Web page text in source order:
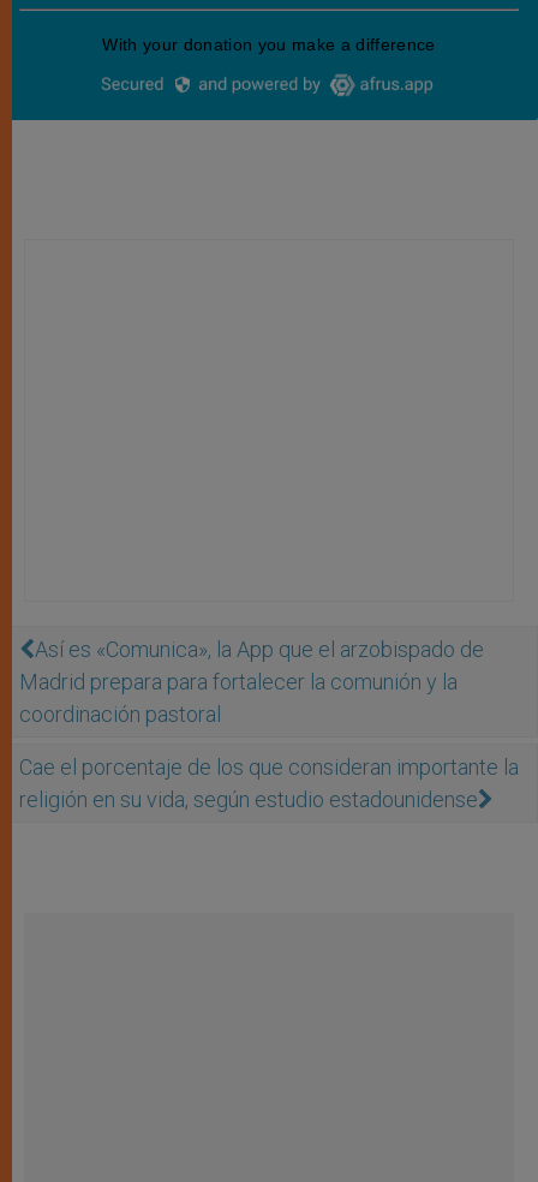
Así es «Comunica», la App que el arzobispado de
Madrid prepara para fortalecer la comunión y la
coordinación pastoral
Cae el porcentaje de los que consideran importante la
religión en su vida, según estudio estadounidense